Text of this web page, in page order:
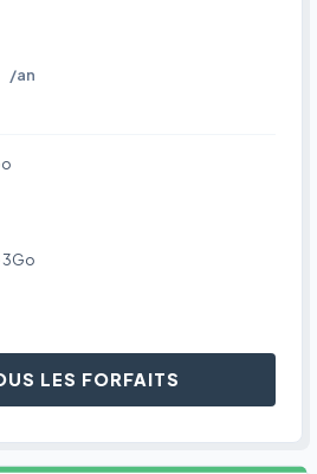
/an
3Go
LES FORFAITS